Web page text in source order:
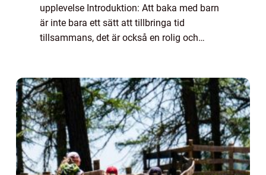
upplevelse Introduktion: Att baka med barn
är inte bara ett sätt att tillbringa tid
tillsammans, det är också en rolig och